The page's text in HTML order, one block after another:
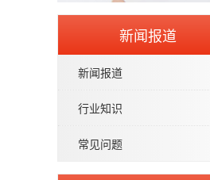
新闻报道
新闻报道
行业知识
常见问题